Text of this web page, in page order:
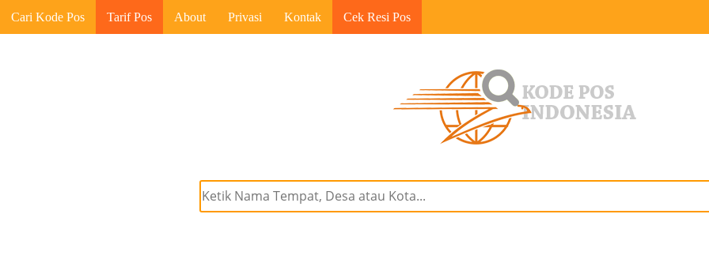
Cari Kode Pos Tarif Pos About Privasi Kontak Cek Resi Pos